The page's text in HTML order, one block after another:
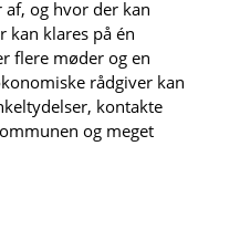
af, og hvor der kan
kan klares på én
flere møder og en
rådgiver kan
kontakte
og meget